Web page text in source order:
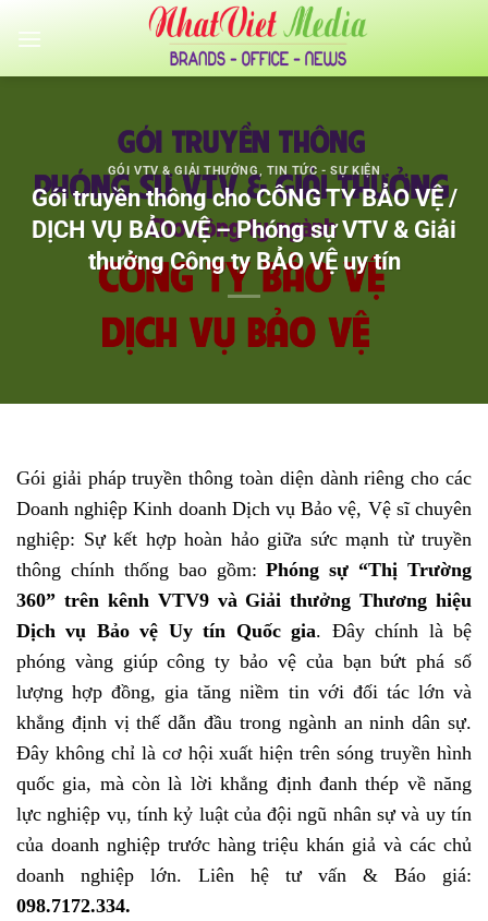
qua
GÓI VTV & GIẢI THƯỞNG, TIN TỨC - SỰ KIỆN
Gói truyền thông cho CÔNG TY BẢO VỆ /
DỊCH VỤ BẢO VỆ – Phóng sự VTV & Giải
thưởng Công ty BẢO VỆ uy tín
Gói giải pháp truyền thông toàn diện dành riêng cho các
Doanh nghiệp Kinh doanh Dịch vụ Bảo vệ, Vệ sĩ chuyên
nghiệp: Sự kết hợp hoàn hảo giữa sức mạnh từ truyền
thông chính thống bao gồm:Phóng sự “Thị Trường
360” trên kênh VTV9 và Giải thưởng Thương hiệu
Dịch vụ Bảo vệ Uy tín Quốc gia. Đây chính là bệ
phóng vàng giúp công ty bảo vệ của bạn bứt phá số
lượng hợp đồng, gia tăng niềm tin với đối tác lớn và
khẳng định vị thế dẫn đầu trong ngành an ninh dân sự.
Đây không chỉ là cơ hội xuất hiện trên sóng truyền hình
quốc gia, mà còn là lời khẳng định đanh thép về năng
lực nghiệp vụ, tính kỷ luật của đội ngũ nhân sự và uy tín
của doanh nghiệp trước hàng triệu khán giả và các chủ
doanh nghiệp lớn. Liên hệ tư vấn & Báo giá:
098.7172.334.